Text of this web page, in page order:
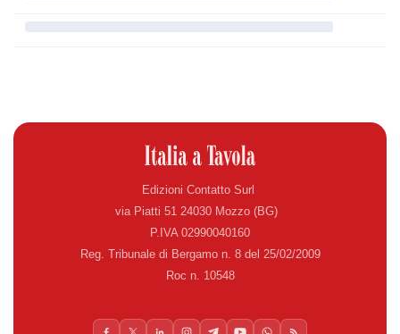
Edizioni Contatto Surl
via Piatti 51 24030 Mozzo (BG)
P.IVA 02990040160
Reg. Tribunale di Bergamo n. 8 del 25/02/2009
Roc n. 10548